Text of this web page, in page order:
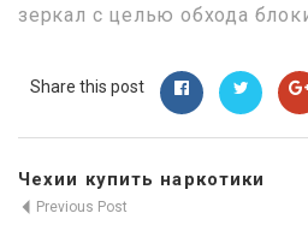
зеркал с целью обхода
Share this post
Чехии купить наркотики
Previous Post